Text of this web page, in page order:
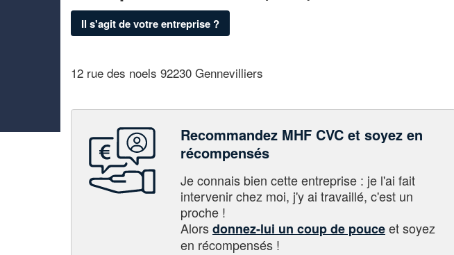
Il s'agit de votre entreprise ?
12 rue des noels 92230 Gennevilliers
Recommandez MHF CVC et soyez en
récompensés
Je connais bien cette entreprise : je l'ai fait
intervenir chez moi, j'y ai travaillé, c'est un
proche !
Alorsdonnez-lui un coup de pouceet soyez
en récompensés !